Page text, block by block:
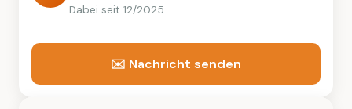
Dabei seit 12/2025
✉️ Nachricht senden